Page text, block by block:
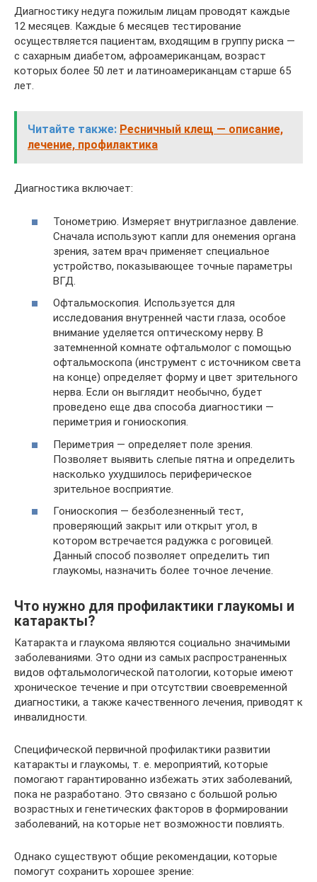
Диагностику недуга пожилым лицам проводят каждые
12 месяцев. Каждые 6 месяцев тестирование
осуществляется пациентам, входящим в группу риска —
с сахарным диабетом, афроамериканцам, возраст
которых более 50 лет и латиноамериканцам старше 65
лет.
Читайте также: Ресничный клещ — описание,
лечение, профилактика
Диагностика включает:
Тонометрию. Измеряет внутриглазное давление.
Сначала используют капли для онемения органа
зрения, затем врач применяет специальное
устройство, показывающее точные параметры
ВГД.
Офтальмоскопия. Используется для
исследования внутренней части глаза, особое
внимание уделяется оптическому нерву. В
затемненной комнате офтальмолог с помощью
офтальмоскопа (инструмент с источником света
на конце) определяет форму и цвет зрительного
нерва. Если он выглядит необычно, будет
проведено еще два способа диагностики —
периметрия и гониоскопия.
Периметрия — определяет поле зрения.
Позволяет выявить слепые пятна и определить
насколько ухудшилось периферическое
зрительное восприятие.
Гониоскопия — безболезненный тест,
проверяющий закрыт или открыт угол, в
котором встречается радужка с роговицей.
Данный способ позволяет определить тип
глаукомы, назначить более точное лечение.
Что нужно для профилактики глаукомы и
катаракты?
Катаракта и глаукома являются социально значимыми
заболеваниями. Это одни из самых распространенных
видов офтальмологической патологии, которые имеют
хроническое течение и при отсутствии своевременной
диагностики, а также качественного лечения, приводят к
инвалидности.
Специфической первичной профилактики развитии
катаракты и глаукомы, т. е. мероприятий, которые
помогают гарантированно избежать этих заболеваний,
пока не разработано. Это связано с большой ролью
возрастных и генетических факторов в формировании
заболеваний, на которые нет возможности повлиять.
Однако существуют общие рекомендации, которые
помогут сохранить хорошее зрение: